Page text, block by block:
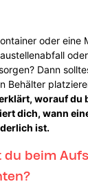
oder eine
Dann
Behälter
worauf du
dich, wann
ist.
du beim